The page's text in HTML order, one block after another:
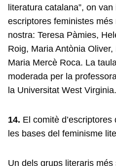
literatura catalana”, on
escriptores feministes
nostra: Teresa Pàmies,
Roig, Maria Antònia
Maria Mercè Roca. La
moderada per la
la Universitat West Virginia.
14. El comitè
les bases del feminisme
Un dels grups literaris